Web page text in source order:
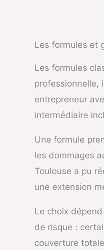
Les formules et
Les formules
professionnelle,
entrepreneur
intermédiaire
Une formule
les dommages
Toulouse a pu
une extension
Le choix
de risque :
couverture